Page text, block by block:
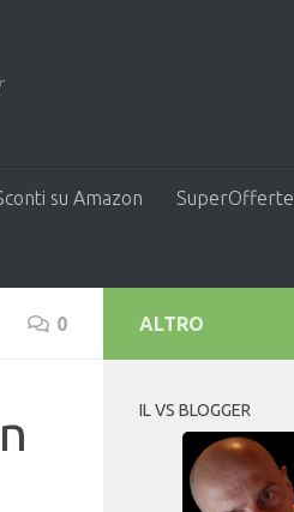
su Amazon SuperOfferte
0 ALTRO
IL VS BLOGGER